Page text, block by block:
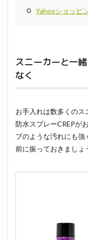
Yahooショッピ
スニーカーと一
なく
お手入れは数多くの
防水スプレーCREPが
プのような汚れにも強
前に振っておきましょ